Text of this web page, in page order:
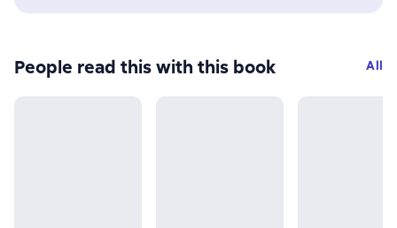
People read this with this book All